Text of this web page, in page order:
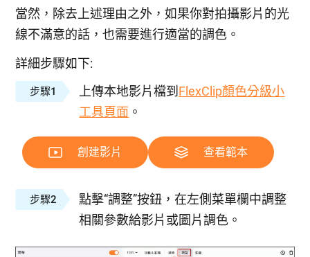
當然，除去上述理由之外，如果你對拍攝影片的光
線不滿意的話，也需要進行適當的調色。
詳細步驟如下:
步驟1 上傳本地影片檔到 FlexClip顏色分級小
工具頁面 。
創建影片 查看範本
步驟2
點擊“調整”按鈕，在左側菜單欄中調整
相關參數給影片或圖片調色。